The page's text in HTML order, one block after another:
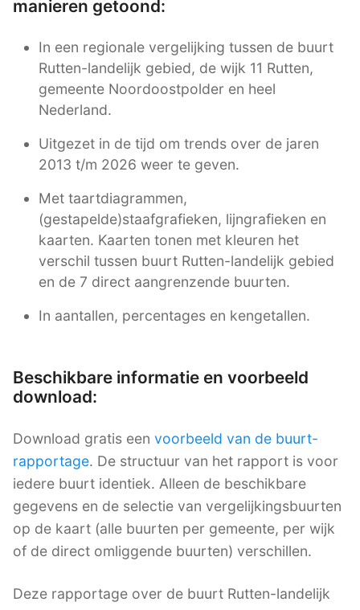
manieren getoond:
In een regionale vergelijking tussen de buurt
Rutten-landelijk gebied, de wijk 11 Rutten,
gemeente Noordoostpolder en heel
Nederland.
Uitgezet in de tijd om trends over de jaren
2013 t/m 2026 weer te geven.
Met taartdiagrammen,
(gestapelde)staafgrafieken, lijngrafieken en
kaarten. Kaarten tonen met kleuren het
verschil tussen buurt Rutten-landelijk gebied
en de 7 direct aangrenzende buurten.
In aantallen, percentages en kengetallen.
Beschikbare informatie en voorbeeld
download:
Download gratis een voorbeeld van de buurt-
rapportage. De structuur van het rapport is voor
iedere buurt identiek. Alleen de beschikbare
gegevens en de selectie van vergelijkingsbuurten
op de kaart (alle buurten per gemeente, per wijk
of de direct omliggende buurten) verschillen.
Deze rapportage over de buurt Rutten-landelijk